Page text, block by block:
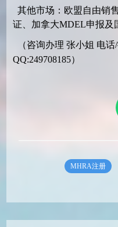
其他市场：欧盟自由销
证、加拿大MDEL申报及
（咨询办理 张小姐 电话/
QQ:249708185）
MHRA注册